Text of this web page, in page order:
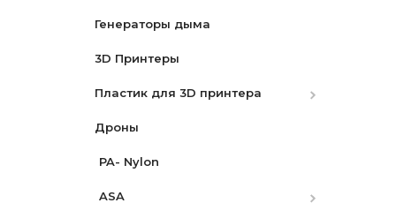
Видоискатели
Фотопленки Черно-Белые
Фотопленка цветная
Генераторы дыма
3D Принтеры
Пластик для 3D принтера
PLA
PLA Pro
Silk PLA
PA- Nylon
ASA
Дроны